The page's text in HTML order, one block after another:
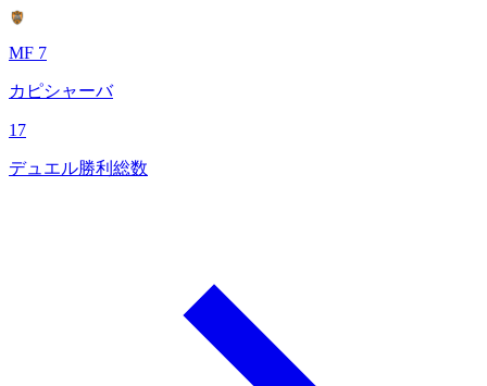
MF 7
カピシャーバ
17
デュエル勝利総数